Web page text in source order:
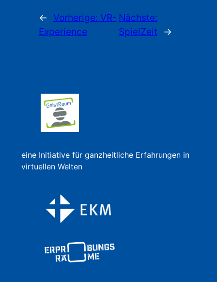
← Vorherige: VR-
Experience
Nächste:
SpielZeit
→
eine Initiative für ganzheitliche Erfahrungen in
virtuellen Welten